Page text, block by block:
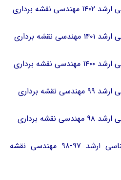
برداری
نقشه برداری
نقشه برداری
برداری
نقشه برداری
دانلود سوالات آزمون کارشناسی ارشد ۹۷-۹۸ مهندسی نقشه